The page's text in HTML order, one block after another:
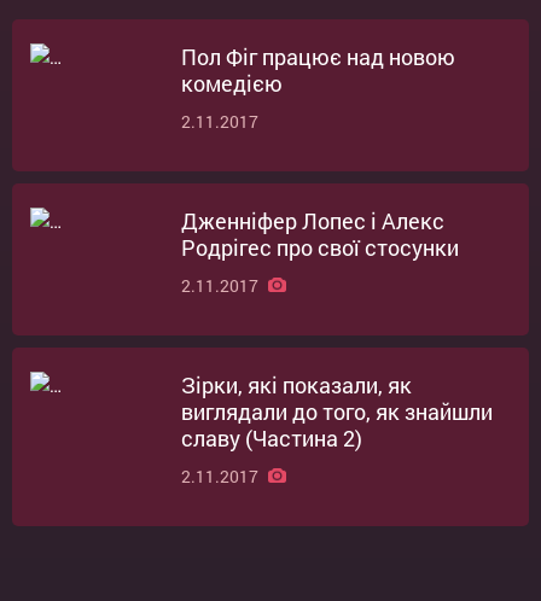
Пол Фіг працює над новою
комедією
2.11.2017
Дженніфер Лопес і Алекс
Родрігес про свої стосунки
2.11.2017
Зірки, які показали, як
виглядали до того, як знайшли
славу (Частина 2)
2.11.2017